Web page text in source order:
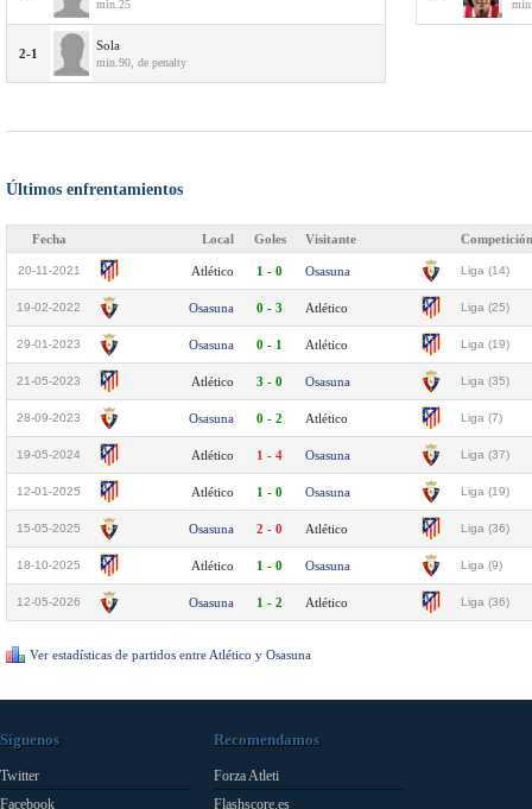
min.25
2-1
Sola
min.90, de penalty
Últimos enfrentamientos
Fecha Local Goles Visitante Competición
20-11-2021 Atlético 1 - 0 Osasuna Liga (14)
19-02-2022 Osasuna 0 - 3 Atlético Liga (25)
29-01-2023 Osasuna 0 - 1 Atlético Liga (19)
21-05-2023 Atlético 3 - 0 Osasuna Liga (35)
28-09-2023 Osasuna 0 - 2 Atlético Liga (7)
19-05-2024 Atlético 1 - 4 Osasuna Liga (37)
12-01-2025 Atlético 1 - 0 Osasuna Liga (19)
15-05-2025 Osasuna 2 - 0 Atlético Liga (36)
18-10-2025 Atlético 1 - 0 Osasuna Liga (9)
12-05-2026 Osasuna 1 - 2 Atlético Liga (36)
Ver estadísticas de partidos entre Atlético y Osasuna
Síguenos
Twitter
Facebook
Recomendamos
Forza Atleti
Flashscore.es